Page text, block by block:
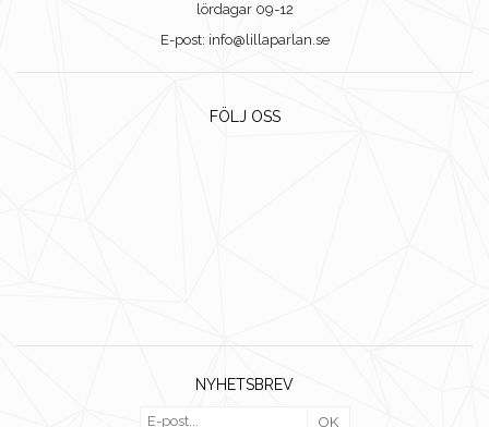
lördagar 09-12
E-post: info@lillaparlan.se
FÖLJ OSS
NYHETSBREV
OK